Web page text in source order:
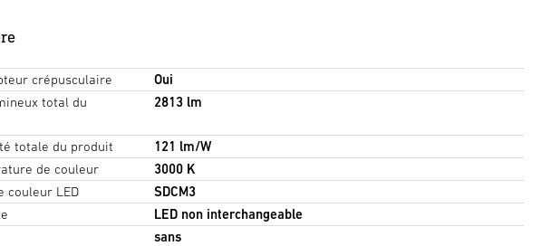
crépusculaire
Oui
total du
2813 lm
totale du produit
121 lm/W
de couleur
3000 K
couleur LED
SDCM3
LED non interchangeable
sans